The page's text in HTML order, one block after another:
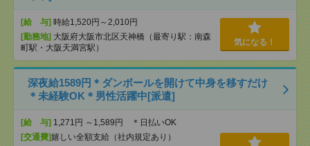
[給 与] 時給1,520円～2,010円
[勤務地] 大阪府大阪市北区天神橋（最寄り駅：南森
町駅・大阪天満宮駅）
気になる！
深夜給1589円＊ダンボールを開けて中身を移すだけ
＊未経験OK＊男性活躍中[派遣]
[給 与] 1,271円 ～1,589円 ＊日払いOK
[交通費]嬉しい全額支給（社内規定あり）